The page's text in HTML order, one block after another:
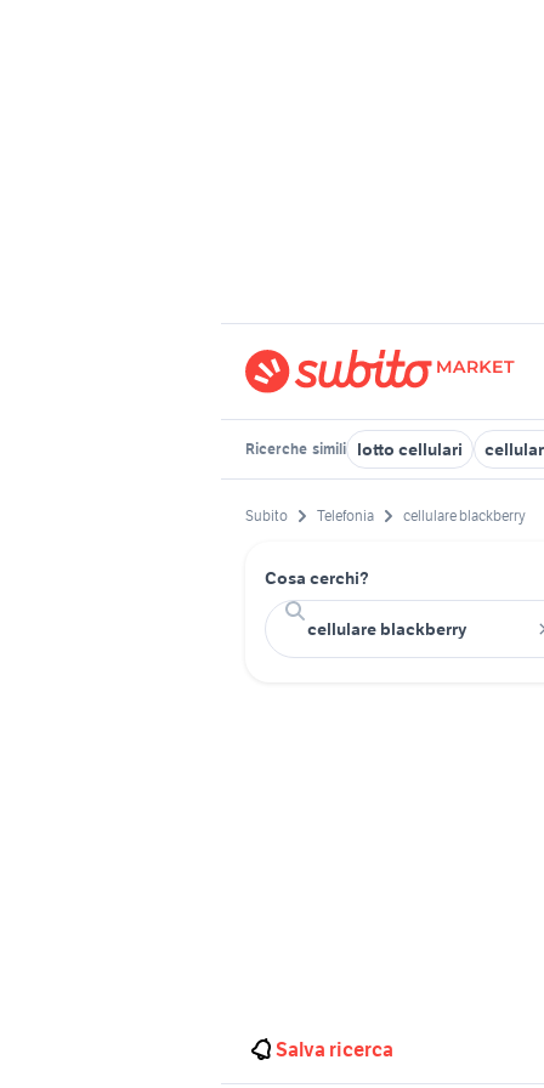
Ricerche simili lotto cellulari
Subito Telefonia cellulare blackberry
Cosa cerchi?
Salva ricerca